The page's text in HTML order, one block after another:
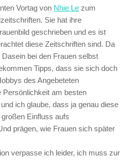
Vortag von Nhie Le zum
Sie hat ihre
geschrieben und es ist
diese Zeitschriften sind. Da
Dasein bei den Frauen selbst
Tipps, dass sie sich doch
des Angebeteten
Persönlichkeit am besten
ich glaube, dass ja genau diese
Einfluss aufs
prägen, wie Frauen sich später
verpasse ich leider, ich muss zur